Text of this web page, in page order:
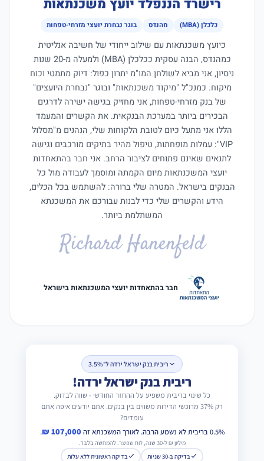
רישרד הננפלד יועץ משכנתאות
כלכלן (MBA) מהנדס בוגר נבחרת יועצי מזרחי-טפחות
כיועץ משכנתאות עם שילוב ייחודי של חשיבה אנליטית
כמהנדס, הבנה עסקית ככלכלן (MBA) ולמעלה מ-20 שנות
ניסיון, אני מביא לשולחן המו"מ יתרון כפול: דיוק מתמטי וכוח
מיקוח. כמנכ"ל "מיקוד משכנתאות" ובוגר "נבחרת היועצים"
של בנק מזרחי-טפחות, אני מחזיק בגישה ישירה לדרגים
הבכירים ביותר במערכת הבנקאית. את הקשרים והמעמד
הללו אני מתעל כיום לטובת הלקוחות שלי, הנהנים מ"מסלול
VIP": עמלות מופחתות, טיפול מהיר בתיקים מורכבים וגישה
לתנאים שאינם פתוחים לציבור הרחב. אני חבר בהתאחדות
יועצי המשכנתאות מיום הקמתה ומוסמך לעבודה מול כל
הבנקים בישראל. המטרה שלי ברורה: להשתמש בכל הכלים,
הידע והקשרים שלי כדי לבנות עבורכם את המשכנתא
המשתלמת ביותר.
Richard Hanenfeld
חבר בהתאחדות יועצי המשכנתאות בישראל
ריבית בנק ישראל ירדה ל־3.5%
ריבית בנק ישראל ירדה!
כל שינוי בריבית משפיע על ההחזר החודשי - שווה לבדוק.
רק 37% מרוכשי הדירות משווים בין בנקים. אתם יודעים איפה אתם
עומדים?
0.5% בריבית לא נשמע הרבה. לאורך המשכנתא זה
107,000 ₪
.
מיליון ₪ ל-30 שנה, לוח שפיצר. להמחשה בלבד.
בדיקה ב-30 שניות
בדיקה ראשונית ללא עלות